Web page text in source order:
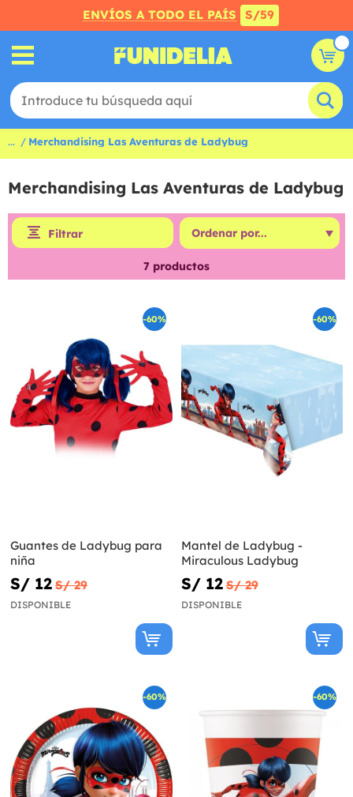
ENVÍOS A TODO EL PAÍS S/59
... Merchandising Las Aventuras de Ladybug
Merchandising Las Aventuras de Ladybug
Filtrar
7 productos
-60%
Guantes de Ladybug para
niña
S/ 12 S/ 29
DISPONIBLE
-60%
Mantel de Ladybug -
Miraculous Ladybug
S/ 12 S/ 29
DISPONIBLE
-60% -60%